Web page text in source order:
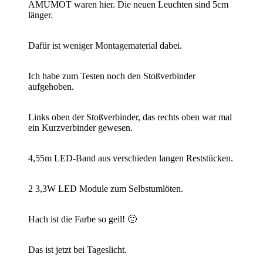
AMUMOT waren hier. Die neuen Leuchten sind 5cm
länger.
Dafür ist weniger Montagematerial dabei.
Ich habe zum Testen noch den Stoßverbinder
aufgehoben.
Links oben der Stoßverbinder, das rechts oben war mal
ein Kurzverbinder gewesen.
4,55m LED-Band aus verschieden langen Reststücken.
2 3,3W LED Module zum Selbstumlöten.
Hach ist die Farbe so geil! 🙂
Das ist jetzt bei Tageslicht.